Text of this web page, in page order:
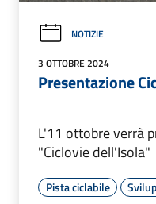
NOTIZIE
3 OTTOBRE 2024
Presentazione
L'11 ottobre verrà
"Ciclovie dell'Isola"
Pista ciclabile